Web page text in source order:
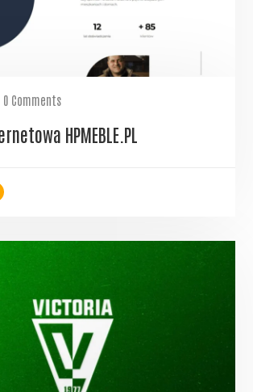
0 Comments
HPMEBLE.PL